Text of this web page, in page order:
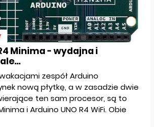
Minima - wydajna i
zespół Arduino
nową płytkę, a w zasadzie dwie
ten sam procesor, są to
i Arduino UNO R4 WiFi. Obie